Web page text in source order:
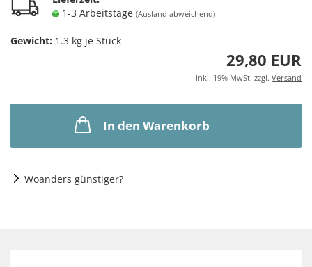
1-3 Arbeitstage (Ausland abweichend)
Gewicht: 1.3 kg je Stück
29,80 EUR
inkl. 19% MwSt. zzgl. Versand
In den Warenkorb
Woanders günstiger?